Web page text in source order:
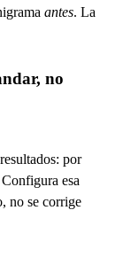
antes. La
no
por
esa
no se corrige